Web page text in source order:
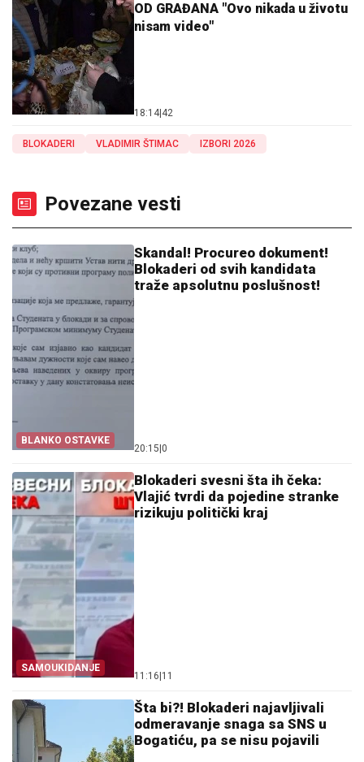
OD GRAĐANA "Ovo nikada u životu
nisam video"
18:14 42
BLOKADERI VLADIMIR ŠTIMAC IZBORI 2026
Povezane vesti
BLANKO OSTAVKE
Skandal! Procureo dokument!
Blokaderi od svih kandidata
traže apsolutnu poslušnost!
20:15 0
SAMOUKIDANJE
Blokaderi svesni šta ih čeka:
Vlajić tvrdi da pojedine stranke
rizikuju politički kraj
11:16 11
Šta bi?! Blokaderi najavljivali
odmeravanje snaga sa SNS u
Bogatiću, pa se nisu pojavili